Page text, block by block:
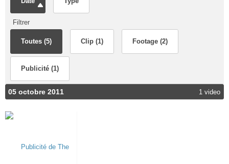
Filtrer
Toutes (5) Clip (1) Footage (2)
Publicité (1)
05 octobre 2011 1 video